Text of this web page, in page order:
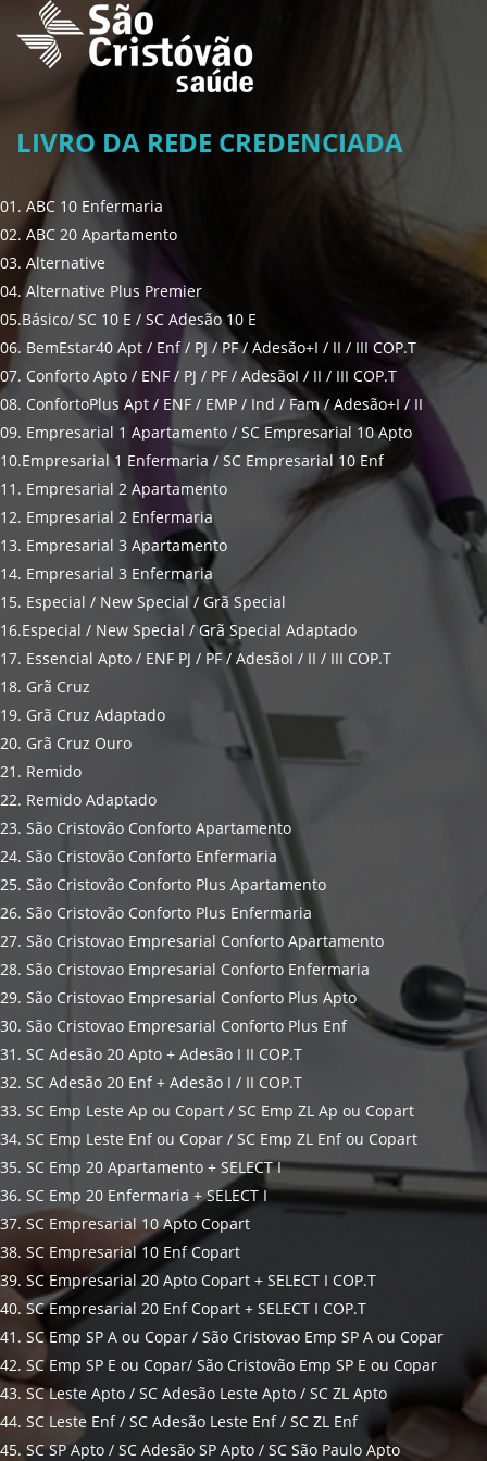
LIVRO DA REDE CREDENCIADA
01. ABC 10 Enfermaria
02. ABC 20 Apartamento
03. Alternative
04. Alternative Plus Premier
05.Básico/ SC 10 E / SC Adesão 10 E
06. BemEstar40 Apt / Enf / PJ / PF / Adesão+I / II / III COP.T
07. Conforto Apto / ENF / PJ / PF / AdesãoI / II / III COP.T
08. ConfortoPlus Apt / ENF / EMP / Ind / Fam / Adesão+I / II
09. Empresarial 1 Apartamento / SC Empresarial 10 Apto
10.Empresarial 1 Enfermaria / SC Empresarial 10 Enf
11. Empresarial 2 Apartamento
12. Empresarial 2 Enfermaria
13. Empresarial 3 Apartamento
14. Empresarial 3 Enfermaria
15. Especial / New Special / Grã Special
16.Especial / New Special / Grã Special Adaptado
17. Essencial Apto / ENF PJ / PF / AdesãoI / II / III COP.T
18. Grã Cruz
19. Grã Cruz Adaptado
20. Grã Cruz Ouro
21. Remido
22. Remido Adaptado
23. São Cristovão Conforto Apartamento
24. São Cristovão Conforto Enfermaria
25. São Cristovão Conforto Plus Apartamento
26. São Cristovão Conforto Plus Enfermaria
27. São Cristovao Empresarial Conforto Apartamento
28. São Cristovao Empresarial Conforto Enfermaria
29. São Cristovao Empresarial Conforto Plus Apto
30. São Cristovao Empresarial Conforto Plus Enf
31. SC Adesão 20 Apto + Adesão I II COP.T
32. SC Adesão 20 Enf + Adesão I / II COP.T
33. SC Emp Leste Ap ou Copart / SC Emp ZL Ap ou Copart
34. SC Emp Leste Enf ou Copar / SC Emp ZL Enf ou Copart
35. SC Emp 20 Apartamento + SELECT I
36. SC Emp 20 Enfermaria + SELECT I
37. SC Empresarial 10 Apto Copart
38. SC Empresarial 10 Enf Copart
39. SC Empresarial 20 Apto Copart + SELECT I COP.T
40. SC Empresarial 20 Enf Copart + SELECT I COP.T
41. SC Emp SP A ou Copar / São Cristovao Emp SP A ou Copar
42. SC Emp SP E ou Copar/ São Cristovão Emp SP E ou Copar
43. SC Leste Apto / SC Adesão Leste Apto / SC ZL Apto
44. SC Leste Enf / SC Adesão Leste Enf / SC ZL Enf
45. SC SP Apto / SC Adesão SP Apto / SC São Paulo Apto